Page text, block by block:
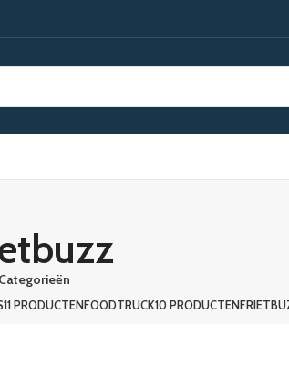
Categorieën
11 PRODUCTENFOODTRUCK10 PRODUCTEN